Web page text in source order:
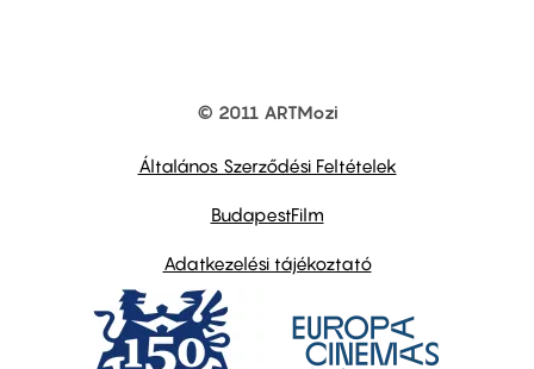
© 2011 ARTMozi
Általános Szerződési Feltételek
BudapestFilm
Adatkezelési tájékoztató